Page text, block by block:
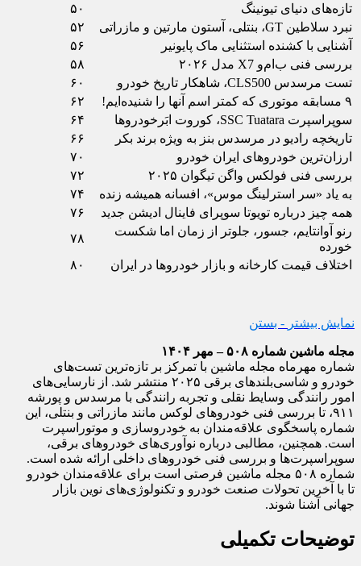
تازه‌های دنیای تیونینگ
۵۰
نبرد سلاطین GT، بنتلی، آستون مارتین و مازراتی
۵۲
آشنایی با کشنده استثنایی ماک پایونیر
۵۶
بررسی فنی ب‌ام‌و X7 مدل ۲۰۲۶
۵۸
تست مرسدس CLS500، شاهکار تاریخ خودرو
۶۰
۹ مسابقه موتوری که کمتر اسم آنها را شنیده‌ایم!
۶۲
سوپراسپرت SSC Tuatara، کوروت ابَرخودروها
۶۴
تاریخچه رادیو در مرسدس بنز به ویژه برند بکر
۶۶
ارزان‌ترین خودروهای ایران خودرو
۷۰
بررسی فنی فولکس واگن تیگوان ۲۰۲۵
۷۲
به یاد «سر استرلینگ موس»، افسانه همیشه زنده
۷۴
همه چیز درباره تویوتا سوپرای فاینال ادیشن جدید
۷۶
رنو آوانتایم، جسور، جلوتر از زمان اما شکست
خورده
۷۸
اختلاف قیمت کارخانه و بازار خودروها در ایران
۸۰
نمایش بیشتر - بستن
مجله ماشین شماره ۵۰۸ – مهر ۱۴۰۴
شماره مهرماه مجله ماشین با تمرکز بر تازه‌ترین تست‌های
خودرو و شاسی‌بلندهای برقی ۲۰۲۵ منتشر شد. از نارسایی‌های
امور رانندگی وسایط نقلی و تجربه رانندگی با مرسدس و پورشه
۹۱۱، تا بررسی فنی خودروهای لوکس مانند مازراتی و بنتلی، این
شماره پاسخگوی علاقه‌مندان به خودروسازی و موتوراسپرت
است. همچنین، مطالبی درباره نوآوری‌های خودروهای برقی،
سوپراسپرت‌ها و بررسی فنی خودروهای داخلی ارائه شده است.
شماره ۵۰۸ مجله ماشین فرصتی است برای علاقه‌مندان خودرو
تا با آخرین تحولات صنعت خودرو و تکنولوژی‌های نوین بازار
جهانی آشنا شوند.
توضیحات تکمیلی